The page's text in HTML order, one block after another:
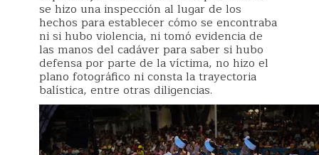
se hizo una inspección al lugar de los
hechos para establecer cómo se encontraba
ni si hubo violencia, ni tomó evidencia de
las manos del cadáver para saber si hubo
defensa por parte de la víctima, no hizo el
plano fotográfico ni consta la trayectoria
balística, entre otras diligencias.